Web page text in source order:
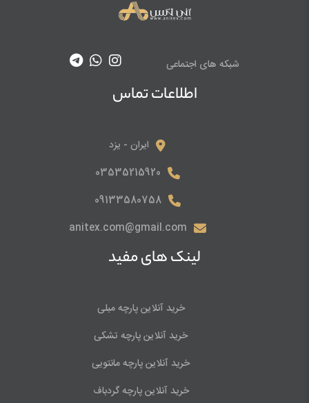
شبکه های اجتماعی
اطلاعات تماس
ایران - یزد
03535215920
09133580758
anitex.com@gmail.com
لینک های مفید
خرید آنلاین پارچه مبلی
خرید آنلاین پارچه تشکی
خرید آنلاین پارچه مانتویی
خرید آنلاین پارچه گردباف